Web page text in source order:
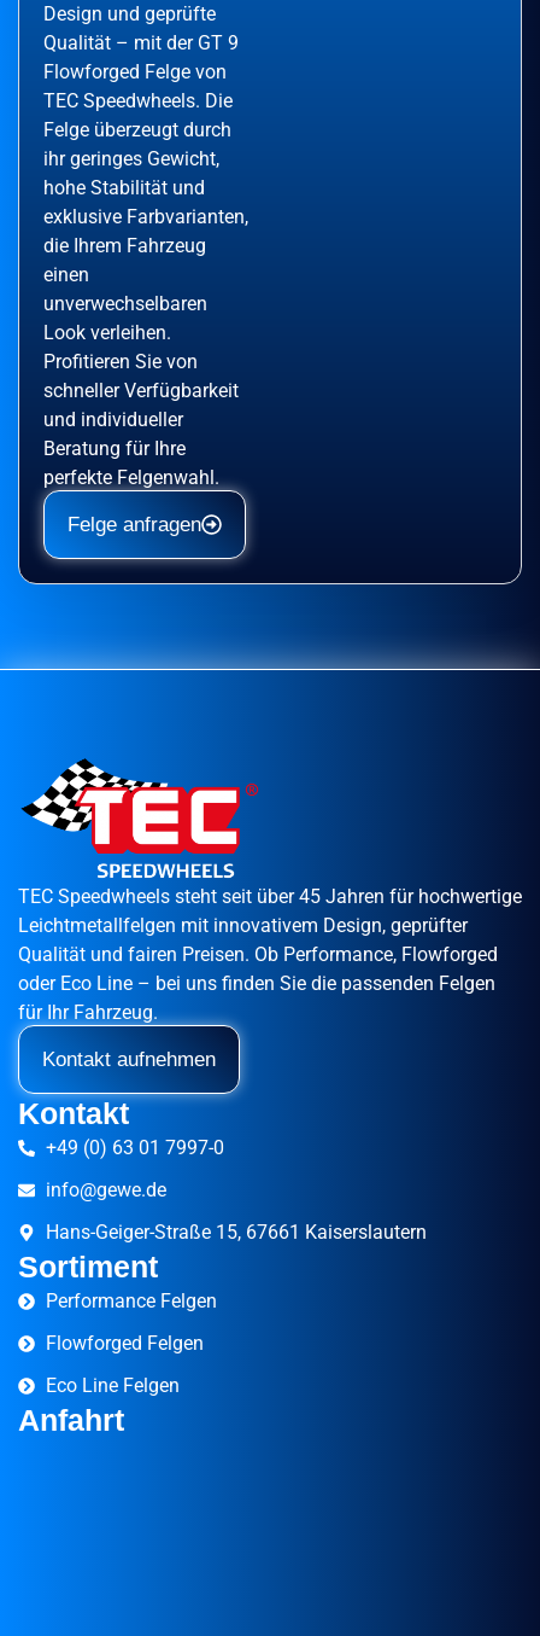
Design und geprüfte
Qualität – mit der GT 9
Flowforged Felge von
TEC Speedwheels. Die
Felge überzeugt durch
ihr geringes Gewicht,
hohe Stabilität und
exklusive Farbvarianten,
die Ihrem Fahrzeug
einen
unverwechselbaren
Look verleihen.
Profitieren Sie von
schneller Verfügbarkeit
und individueller
Beratung für Ihre
perfekte Felgenwahl.
Felge anfragen
TEC Speedwheels steht seit über 45 Jahren für hochwertige
Leichtmetallfelgen mit innovativem Design, geprüfter
Qualität und fairen Preisen. Ob Performance, Flowforged
oder Eco Line – bei uns finden Sie die passenden Felgen
für Ihr Fahrzeug.
Kontakt aufnehmen
Kontakt
+49 (0) 63 01 7997-0
info@gewe.de
Hans-Geiger-Straße 15, 67661 Kaiserslautern
Sortiment
Performance Felgen
Flowforged Felgen
Eco Line Felgen
Anfahrt